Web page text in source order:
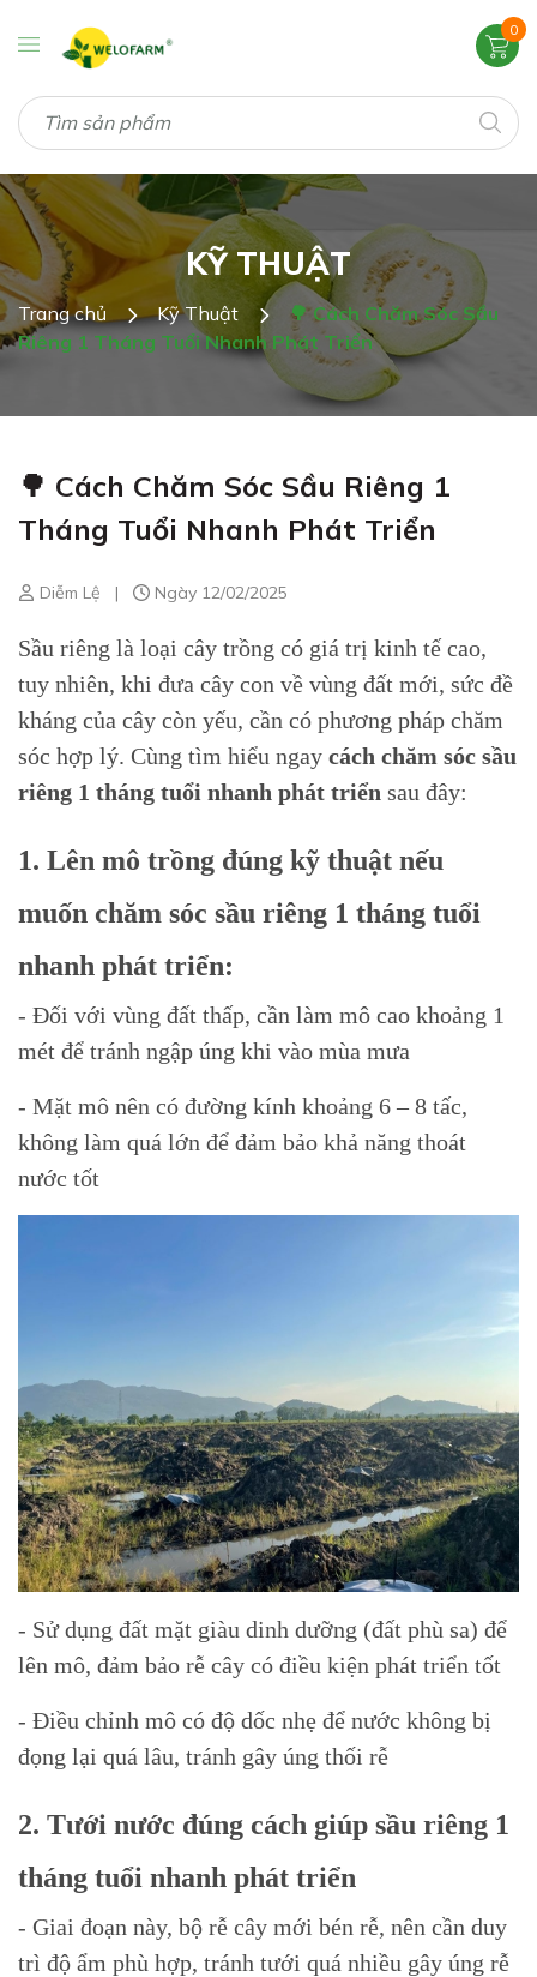
0
KỸ THUẬT
Trang chủ Kỹ Thuật
🌳 Cách Chăm Sóc Sầu
Riêng 1 Tháng Tuổi Nhanh Phát Triển
🌳 Cách Chăm Sóc Sầu Riêng 1
Tháng Tuổi Nhanh Phát Triển
Diễm Lệ | Ngày 12/02/2025
Sầu riêng là loại cây trồng có giá trị kinh tế cao,
tuy nhiên, khi đưa cây con về vùng đất mới, sức đề
kháng của cây còn yếu, cần có phương pháp chăm
sóc hợp lý. Cùng tìm hiểu ngay cách chăm sóc sầu
riêng 1 tháng tuổi nhanh phát triển sau đây:
1. Lên mô trồng đúng kỹ thuật nếu
muốn chăm sóc sầu riêng 1 tháng tuổi
nhanh phát triển:
- Đối với vùng đất thấp, cần làm mô cao khoảng 1
mét để tránh ngập úng khi vào mùa mưa
- Mặt mô nên có đường kính khoảng 6 – 8 tấc,
không làm quá lớn để đảm bảo khả năng thoát
nước tốt
- Sử dụng đất mặt giàu dinh dưỡng (đất phù sa) để
lên mô, đảm bảo rễ cây có điều kiện phát triển tốt
- Điều chỉnh mô có độ dốc nhẹ để nước không bị
đọng lại quá lâu, tránh gây úng thối rễ
2. Tưới nước đúng cách giúp sầu riêng 1
tháng tuổi nhanh phát triển
- Giai đoạn này, bộ rễ cây mới bén rễ, nên cần duy
trì độ ẩm phù hợp, tránh tưới quá nhiều gây úng rễ